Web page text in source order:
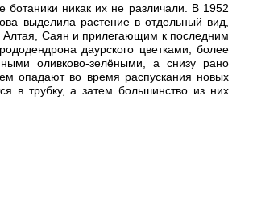
никак их не различали. В 1952
выделила растение в отдельный вид,
Алтая, Саян и прилегающим к последним
даурского цветками, более
оливково-зелёными, а снизу рано
опадают во время распускания новых
в трубку, а затем большинство из них